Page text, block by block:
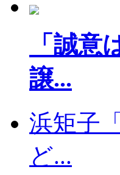
「誠
譲...
浜矩子
ど...